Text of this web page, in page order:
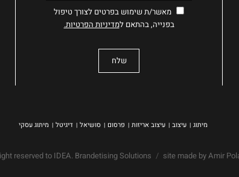
מאשר/ת שימוש בפרטים לצורך טיפול
בפנייה, בהתאם למדיניות הפרטיות.
מיתוג עיצוב עיצוב אריזות פרסום סושיאל דיגיטל מיתוג עסקי
site made by Amir